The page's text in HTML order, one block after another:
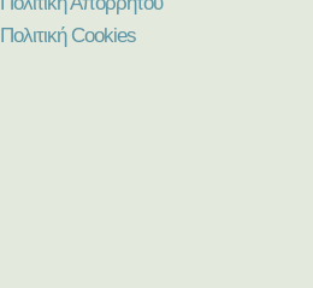
Πολιτική Cookies